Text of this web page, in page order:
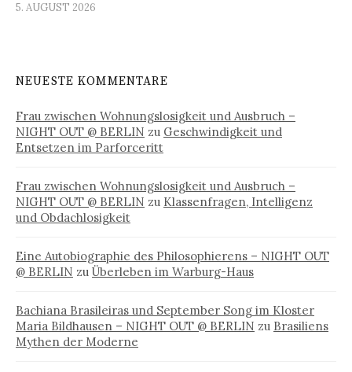
5. AUGUST 2026
NEUESTE KOMMENTARE
Frau zwischen Wohnungslosigkeit und Ausbruch –
NIGHT OUT @ BERLIN zu Geschwindigkeit und
Entsetzen im Parforceritt
Frau zwischen Wohnungslosigkeit und Ausbruch –
NIGHT OUT @ BERLIN zu Klassenfragen, Intelligenz
und Obdachlosigkeit
Eine Autobiographie des Philosophierens – NIGHT OUT
@ BERLIN zu Überleben im Warburg-Haus
Bachiana Brasileiras und September Song im Kloster
Maria Bildhausen – NIGHT OUT @ BERLIN zu Brasiliens
Mythen der Moderne